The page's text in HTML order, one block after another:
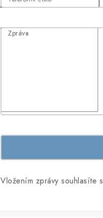
Zpráva
Vložením zprávy souhlasíte s